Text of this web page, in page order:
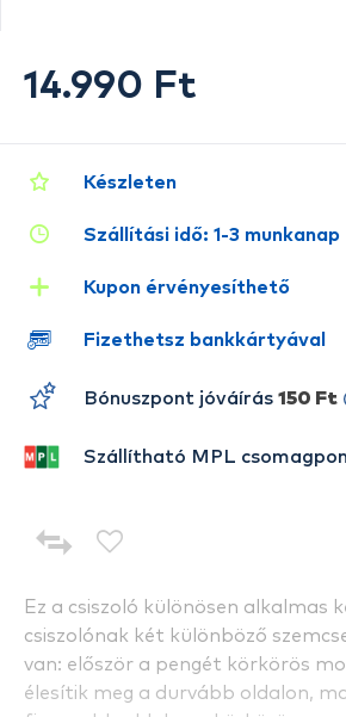
Ez a csiszoló különösen alkalmas
csiszolónak két különböző
van: először a pengét körkörös
élesítik meg a durvább oldalon,
Készleten
Szállítási idő: 1-3 munkanap
Kupon érvényesíthető
Fizethetsz bankkártyával
Bónuszpont jóváírás 150 Ft
Szállítható MPL
14.990 Ft